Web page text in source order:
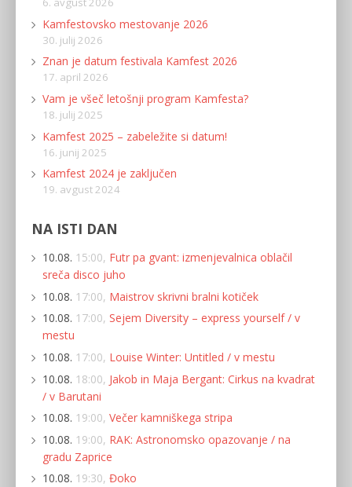
Kamfestovsko mestovanje 2026
30. julij 2026
Znan je datum festivala Kamfest 2026
17. april 2026
Vam je všeč letošnji program Kamfesta?
18. julij 2025
Kamfest 2025 – zabeležite si datum!
16. junij 2025
Kamfest 2024 je zaključen
19. avgust 2024
NA ISTI DAN
10.08. 15:00, Futr pa gvant: izmenjevalnica oblačil
sreča disco juho
10.08. 17:00, Maistrov skrivni bralni kotiček
10.08. 17:00, Sejem Diversity – express yourself / v
mestu
10.08. 17:00, Louise Winter: Untitled / v mestu
10.08. 18:00, Jakob in Maja Bergant: Cirkus na kvadrat
/ v Barutani
10.08. 19:00, Večer kamniškega stripa
10.08. 19:00, RAK: Astronomsko opazovanje / na
gradu Zaprice
10.08. 19:30, Đoko